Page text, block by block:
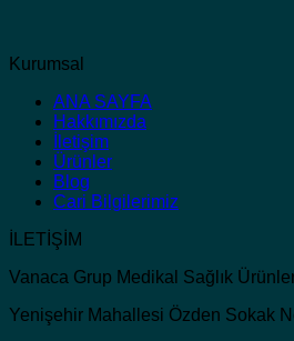
Kurumsal
ANA SAYFA
Hakkımızda
İletişim
Ürünler
Blog
Cari Bilgilerimiz
İLETİŞİM
Vanaca Grup Medikal Sağlık
Yenişehir Mahallesi Özden Sokak